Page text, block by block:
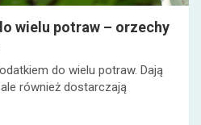
wielu potraw – orzechy
do wielu potraw. Dają
również dostarczają